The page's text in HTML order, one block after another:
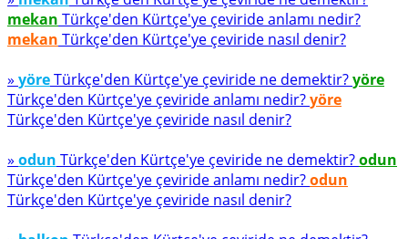
mekan Türkçe'den Kürtçe'ye çeviride anlamı nedir?
mekan Türkçe'den Kürtçe'ye çeviride nasıl denir?
» yöreTürkçe'den Kürtçe'ye çeviride ne demektir?yöre
Türkçe'den Kürtçe'ye çeviride anlamı nedir?yöre
Türkçe'den Kürtçe'ye çeviride nasıl denir?
» odun Türkçe'den Kürtçe'ye çeviride ne demektir?odun
Türkçe'den Kürtçe'ye çeviride anlamı nedir?odun
Türkçe'den Kürtçe'ye çeviride nasıl denir?